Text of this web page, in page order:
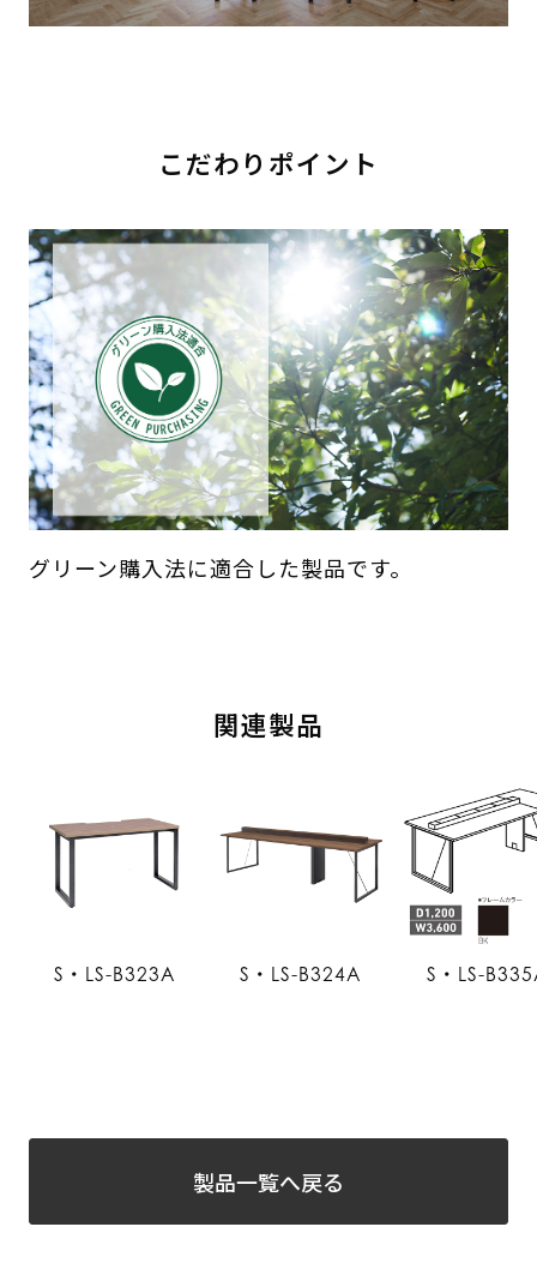
こだわりポイント
グリーン購入法に適合した製品です。
関連製品
S・LS-B323A S・LS-B324A S・LS-
製品一覧へ戻る